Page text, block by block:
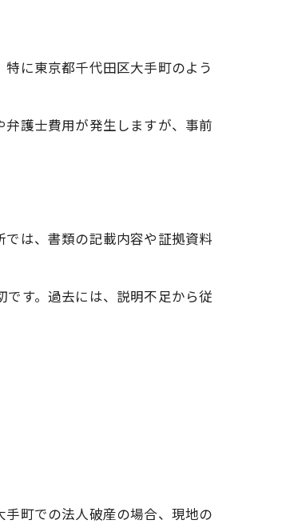
に東京都千代田区大手町のよう
護士費用が発生しますが、事前
は、書類の記載内容や証拠資料
す。過去には、説明不足から従
町での法人破産の場合、現地の